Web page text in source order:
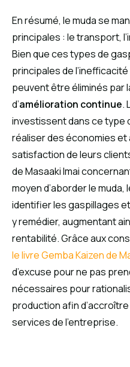
En résumé, le muda se
principales : le transport,
Bien que ces types de
principales de
peuvent être éliminés par
d’amélioration continue.
investissent dans ce type
réaliser des économies et
satisfaction de leurs
de Masaaki Imai
moyen d’aborder le
identifier les gaspillages
y remédier, augmentant
rentabilité. Grâce aux
le livre Gemba Kaizen de
d’excuse pour ne pas
nécessaires pour
production afin
services de l’entreprise.